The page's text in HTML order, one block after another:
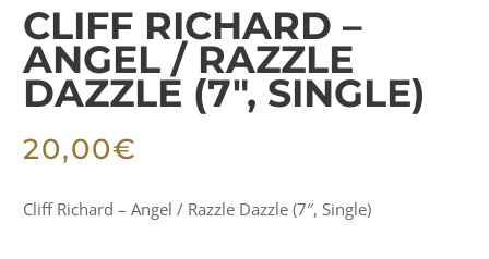
CLIFF RICHARD –
ANGEL / RAZZLE
DAZZLE (7″, SINGLE)
20,00€
Cliff Richard – Angel / Razzle Dazzle (7″, Single)